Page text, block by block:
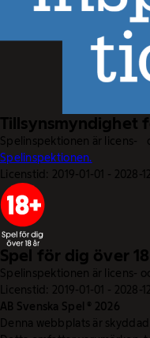
Tillsynsmyndighet
Spelinspektionen är licens-
Spelinspektionen.
Licenstid: 2019-01-01 - 2028-
Spel för dig över
Spelinspektionen är licens-
Licenstid: 2019-01-01 - 2028-
AB Svenska Spel © 2026
Denna webbplats är